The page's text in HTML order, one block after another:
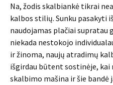
Na, žodis skalbiankė tikrai
kalbos stilių. Sunku pasakyti
naudojamas plačiai supratau
niekada nestokojo
ir žinoma, naujų atradimų
išgirdau būtent sostinėje, kai
skalbimo mašina ir šie